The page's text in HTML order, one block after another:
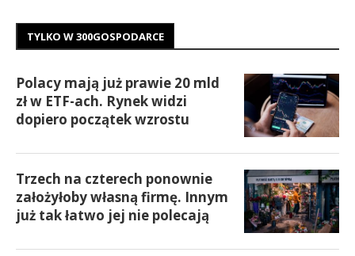
TYLKO W 300GOSPODARCE
Polacy mają już prawie 20 mld
zł w ETF-ach. Rynek widzi
dopiero początek wzrostu
Trzech na czterech ponownie
założyłoby własną firmę. Innym
już tak łatwo jej nie polecają